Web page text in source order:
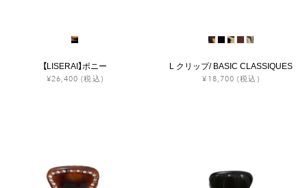
【LISERAI】ポニー
¥26,400 (税込)
L クリップ/ BASIC CLASSIQUES
¥18,700 (税込)